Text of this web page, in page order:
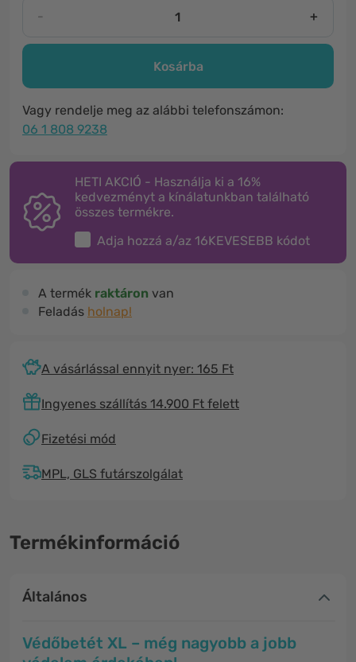
- +
Kosárba
Vagy rendelje meg az alábbi telefonszámon:
06 1 808 9238
HETI AKCIÓ - Használja ki a 16%
kedvezményt a kínálatunkban található
összes termékre.
Adja hozzá a/az 16KEVESEBB kódot
A termék raktáron van
Feladás holnap!
A vásárlással ennyit nyer: 165 Ft
Ingyenes szállítás 14.900 Ft felett
Fizetési mód
MPL, GLS futárszolgálat
Termékinformáció
Általános
Védőbetét XL – még nagyobb a jobb